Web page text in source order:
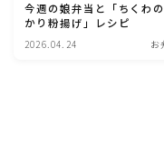
魚介料理
今週の娘弁当と「ちくわ
かり粉揚げ」レシピ
2026.04.24 お